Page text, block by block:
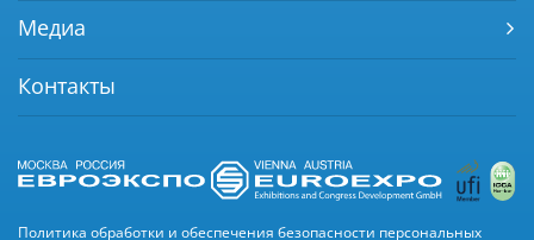
Медиа
Контакты
Политика обработки и обеспечения безопасности персональных